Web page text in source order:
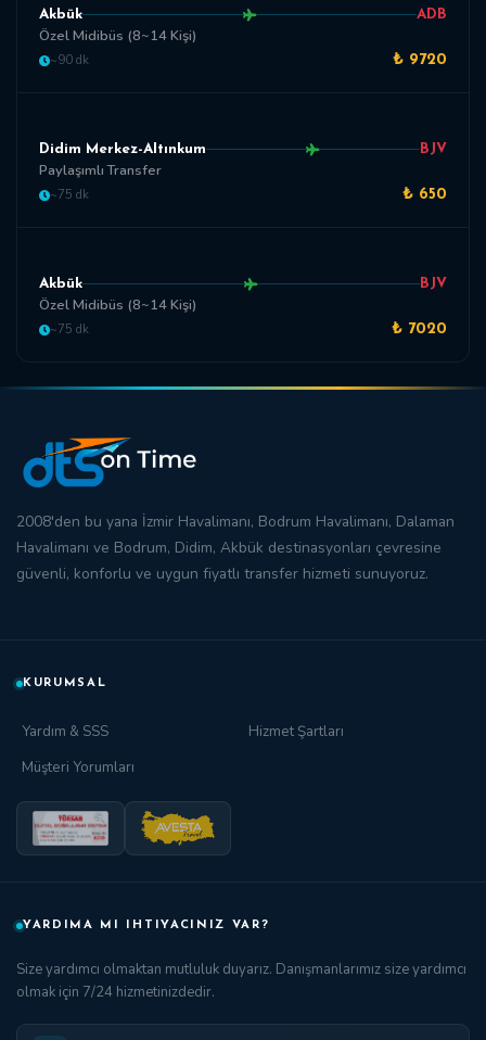
Akbük ADB
Özel Midibüs (8~14 Kişi)
~90 dk ₺ 9720
Didim Merkez-Altınkum BJV
Paylaşımlı Transfer
~75 dk ₺ 650
Akbük BJV
Özel Midibüs (8~14 Kişi)
~75 dk ₺ 7020
2008'den bu yana İzmir Havalimanı, Bodrum Havalimanı, Dalaman
Havalimanı ve Bodrum, Didim, Akbük destinasyonları çevresine
güvenli, konforlu ve uygun fiyatlı transfer hizmeti sunuyoruz.
KURUMSAL
Yardım & SSS
Hizmet Şartları
Müşteri Yorumları
YARDIMA MI IHTIYACINIZ VAR?
Size yardımcı olmaktan mutluluk duyarız. Danışmanlarımız size yardımcı
olmak için 7/24 hizmetinizdedir.